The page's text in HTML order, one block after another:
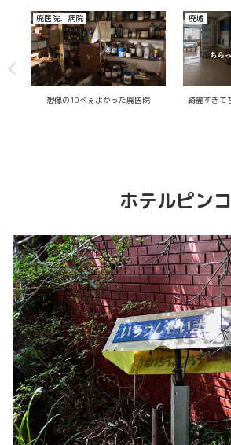
廃医院、病院
ドロイド医院 -旧館-
廃墟
紅白の
ホテルピンコ